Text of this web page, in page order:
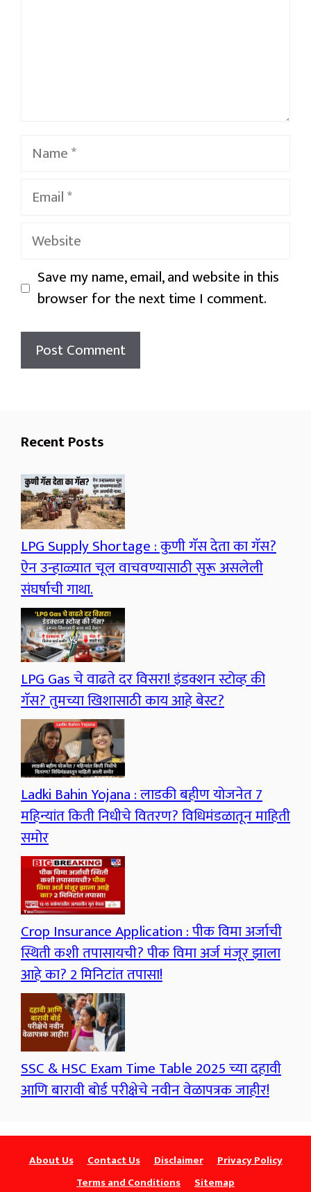
Name
Email
Website
Save my name, email, and website in this
browser for the next time I comment.
Recent Posts
LPG Supply Shortage : कुणी गॅस देता का गॅस?
ऐन उन्हाळ्यात चूल वाचवण्यासाठी सुरू असलेली
संघर्षाची गाथा.
LPG Gas चे वाढते दर विसरा! इंडक्शन स्टोव्ह की
गॅस? तुमच्या खिशासाठी काय आहे बेस्ट?
Ladki Bahin Yojana : लाडकी बहीण योजनेत 7
महिन्यांत किती निधीचे वितरण? विधिमंडळातून माहिती
समोर
Crop Insurance Application : पीक विमा अर्जाची
स्थिती कशी तपासायची? पीक विमा अर्ज मंजूर झाला
आहे का? 2 मिनिटांत तपासा!
SSC & HSC Exam Time Table 2025 च्या दहावी
आणि बारावी बोर्ड परीक्षेचे नवीन वेळापत्रक जाहीर!
About Us Contact Us Disclaimer
Privacy Policy
Terms and Conditions
Sitemap